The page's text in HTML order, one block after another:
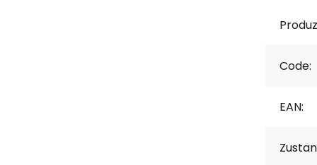
Code:
EAN: